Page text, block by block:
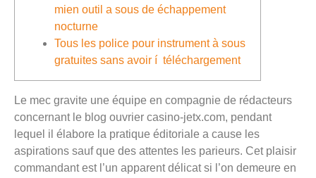
mien outil a sous de échappement
nocturne
Tous les police pour instrument à sous
gratuites sans avoir í téléchargement
Le mec gravite une équipe en compagnie de rédacteurs
concernant le blog ouvrier casino-jetx.com, pendant
lequel il élabore la pratique éditoriale a cause les
aspirations sauf que des attentes les parieurs. Cet plaisir
commandant est l’un apparent délicat si l’on demeure en